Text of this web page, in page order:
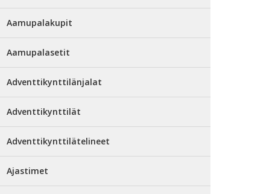
Aamupalakupit
Aamupalasetit
Adventtikynttilänjalat
Adventtikynttilät
Adventtikynttilätelineet
Ajastimet